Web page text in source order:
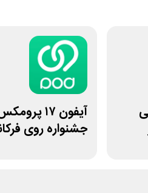
آیفون ۱۷
جشنواره روی